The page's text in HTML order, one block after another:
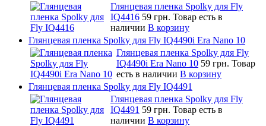
Глянцевая пленка Spolky для Fly
IQ4416 59 грн. Товар есть в
наличии В корзину
Глянцевая пленка Spolky для Fly IQ4490i Era Nano 10
Глянцевая пленка Spolky для Fly
IQ4490i Era Nano 10 59 грн. Товар
есть в наличии В корзину
Глянцевая пленка Spolky для Fly IQ4491
Глянцевая пленка Spolky для Fly
IQ4491 59 грн. Товар есть в
наличии В корзину